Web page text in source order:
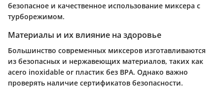
безопасное и качественное использование миксера с
турборежимом.
Материалы и их влияние на здоровье
Большинство современных миксеров изготавливаются
из безопасных и нержавеющих материалов, таких как
acero inoxidable or пластик без BPA. Однако важно
проверять наличие сертификатов безопасности.